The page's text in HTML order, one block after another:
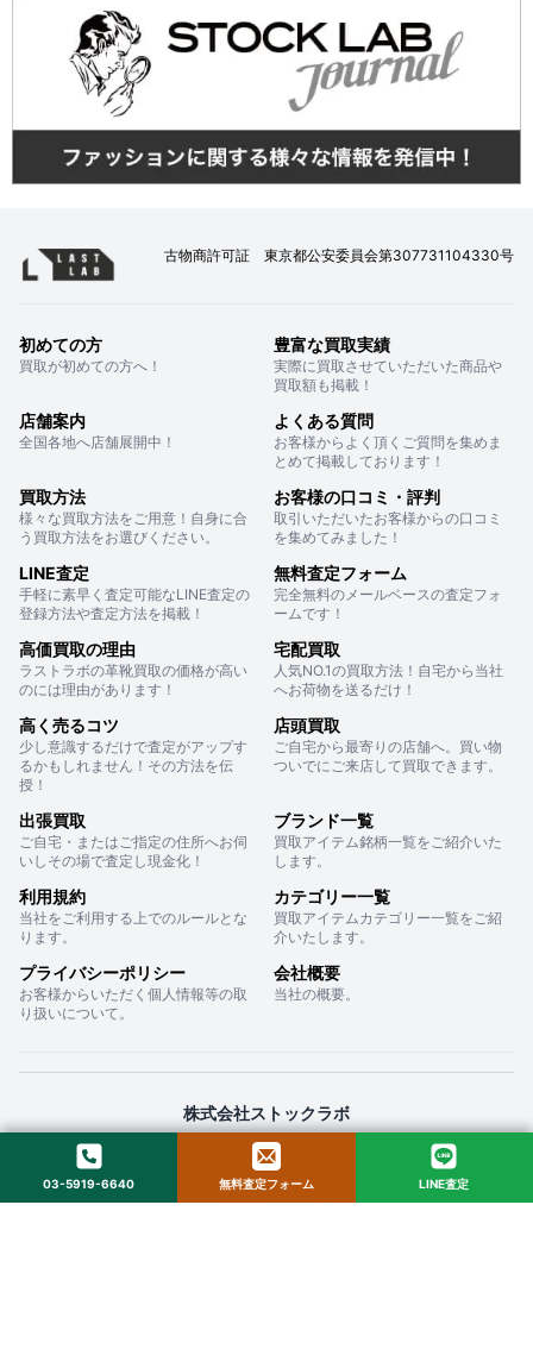
古物商許可証 東京都公安委員会第307731104330号
初めての方
買取が初めての方へ！
豊富な買取実績
実際に買取させていただいた商品や
買取額も掲載！
店舗案内
全国各地へ店舗展開中！
よくある質問
お客様からよく頂くご質問を集めま
とめて掲載しております！
買取方法
様々な買取方法をご用意！自身に合
う買取方法をお選びください。
お客様の口コミ・評判
取引いただいたお客様からの口コミ
を集めてみました！
LINE査定
手軽に素早く査定可能なLINE査定の
登録方法や査定方法を掲載！
無料査定フォーム
完全無料のメールベースの査定フォ
ームです！
高価買取の理由
ラストラボの革靴買取の価格が高い
のには理由があります！
宅配買取
人気NO.1の買取方法！自宅から当社
へお荷物を送るだけ！
高く売るコツ
少し意識するだけで査定がアップす
るかもしれません！その方法を伝
授！
店頭買取
ご自宅から最寄りの店舗へ。買い物
ついでにご来店して買取できます。
出張買取
ご自宅・またはご指定の住所へお伺
いしその場で査定し現金化！
ブランド一覧
買取アイテム銘柄一覧をご紹介いた
します。
利用規約
当社をご利用する上でのルールとな
ります。
カテゴリー一覧
買取アイテムカテゴリー一覧をご紹
介いたします。
プライバシーポリシー
お客様からいただく個人情報等の取
り扱いについて。
会社概要
当社の概要。
株式会社ストックラボ
〒160-0022 東京都新宿区新宿２丁目１２−１６ セントフォービル ２０３
© 2025 StockLab. All Rights Reserved.
03-5919-6640 無料査定フォーム LINE査定